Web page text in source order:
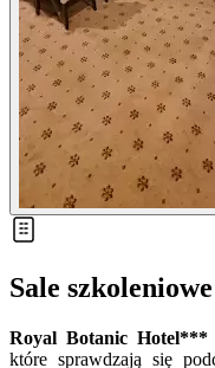
Sale
Royal Botanic
które sprawdzają się